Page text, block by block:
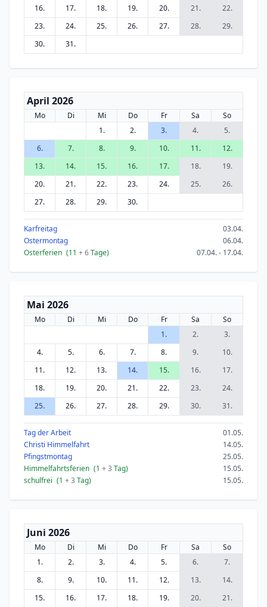
16.
17. 18. 19. 20. 21.
22.
23.
24. 25. 26. 27. 28.
29.
30.
31.
April 2026
Mo Di Mi Do Fr Sa
So
1.
2. 3. 4.
5.
6.
7. 8. 9. 10. 11.
12.
13.
14. 15. 16. 17. 18.
19.
20.
21. 22. 23. 24. 25.
26.
27.
28. 29. 30.
Karfreitag
03.04.
Ostermontag
06.04.
Osterferien (11 + 6Tage) 07.04. - 17.04.
Mai 2026
Mo Di Mi Do Fr Sa
So
1.
2.
3.
4.
5. 6. 7. 8. 9.
10.
11.
12. 13. 14. 15. 16.
17.
18.
19. 20. 21. 22. 23.
24.
25.
26. 27. 28. 29. 30. 31.
Tag der Arbeit
01.05.
Christi Himmelfahrt
14.05.
Pfingstmontag
25.05.
Himmelfahrtsferien (1 + 3 Tag)
15.05.
schulfrei (1 + 3 Tag) 15.05.
Juni 2026
Mo Di Mi Do Fr Sa
So
1.
2. 3. 4. 5. 6.
7.
8.
9. 10. 11. 12. 13.
14.
15.
16. 17. 18. 19. 20. 21.